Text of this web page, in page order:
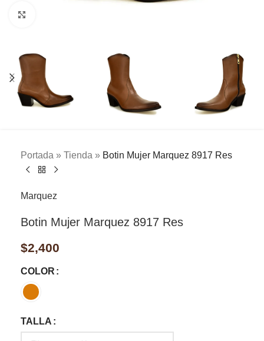
Portada » Tienda » Botin Mujer Marquez 8917 Res
Marquez
Botin Mujer Marquez 8917 Res
$2,400
COLOR
TALLA